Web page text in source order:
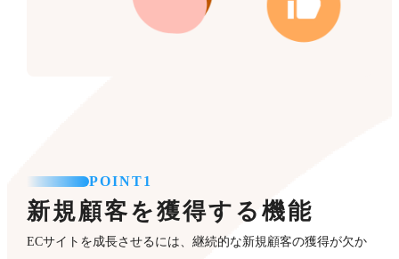
POINT1
新規顧客を獲得する機能
ECサイトを成長させるには、継続的な新規顧客の獲得が欠か